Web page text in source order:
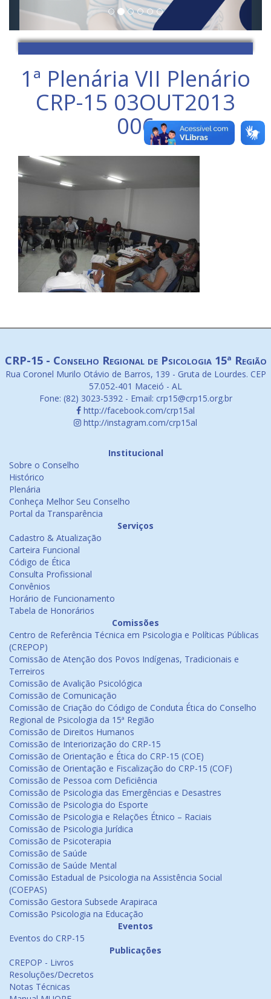
1ª Plenária VII Plenário
CRP-15 03OUT2013
006
CRP-15 - Conselho Regional de Psicologia 15ª Região
Rua Coronel Murilo Otávio de Barros, 139 - Gruta de Lourdes. CEP
57.052-401 Maceió - AL
Fone: (82) 3023-5392 - Email: crp15@crp15.org.br
http://facebook.com/crp15al
http://instagram.com/crp15al
Institucional
Sobre o Conselho
Histórico
Plenária
Conheça Melhor Seu Conselho
Portal da Transparência
Serviços
Cadastro & Atualização
Carteira Funcional
Código de Ética
Consulta Profissional
Convênios
Horário de Funcionamento
Tabela de Honorários
Comissões
Centro de Referência Técnica em Psicologia e Políticas Públicas
(CREPOP)
Comissão de Atenção dos Povos Indígenas, Tradicionais e
Terreiros
Comissão de Avalição Psicológica
Comissão de Comunicação
Comissão de Criação do Código de Conduta Ética do Conselho
Regional de Psicologia da 15ª Região
Comissão de Direitos Humanos
Comissão de Interiorização do CRP-15
Comissão de Orientação e Ética do CRP-15 (COE)
Comissão de Orientação e Fiscalização do CRP-15 (COF)
Comissão de Pessoa com Deficiência
Comissão de Psicologia das Emergências e Desastres
Comissão de Psicologia do Esporte
Comissão de Psicologia e Relações Étnico – Raciais
Comissão de Psicologia Jurídica
Comissão de Psicoterapia
Comissão de Saúde
Comissão de Saúde Mental
Comissão Estadual de Psicologia na Assistência Social
(COEPAS)
Comissão Gestora Subsede Arapiraca
Comissão Psicologia na Educação
Eventos
Eventos do CRP-15
Publicações
CREPOP - Livros
Resoluções/Decretos
Notas Técnicas